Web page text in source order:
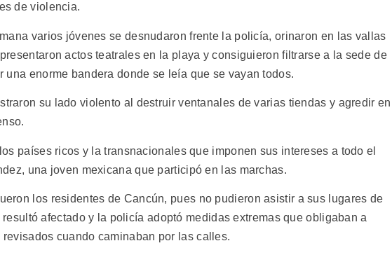
de violencia.
varios jóvenes se desnudaron frente la policía, orinaron en las vallas
actos teatrales en la playa y consiguieron filtrarse a la sede de
enorme bandera donde se leía que se vayan todos.
su lado violento al destruir ventanales de varias tiendas y agredir en
los países ricos y la transnacionales que imponen sus intereses a todo el
una joven mexicana que participó en las marchas.
los residentes de Cancún, pues no pudieron asistir a sus lugares de
afectado y la policía adoptó medidas extremas que obligaban a
cuando caminaban por las calles.